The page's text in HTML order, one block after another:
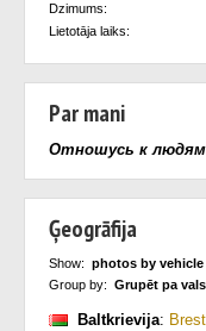
Dzimums:
Lietotāja laiks:
Par mani
Отношусь к людям
Ģeogrāfija
Show: photos by
Group by: Grupēt pa
Baltkrievija: